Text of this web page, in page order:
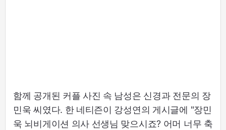
함께 공개된 커플 사진 속 남성은 신경과 전문의 장
민욱 씨였다. 한 네티즌이 강성연의 게시글에 "장민
욱 뇌비게이션 의사 선생님 맞으시죠? 어머 너무 축